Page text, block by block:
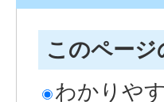
このペー
わかりや